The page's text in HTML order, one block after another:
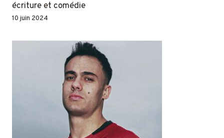
écriture et comédie
10 juin 2024